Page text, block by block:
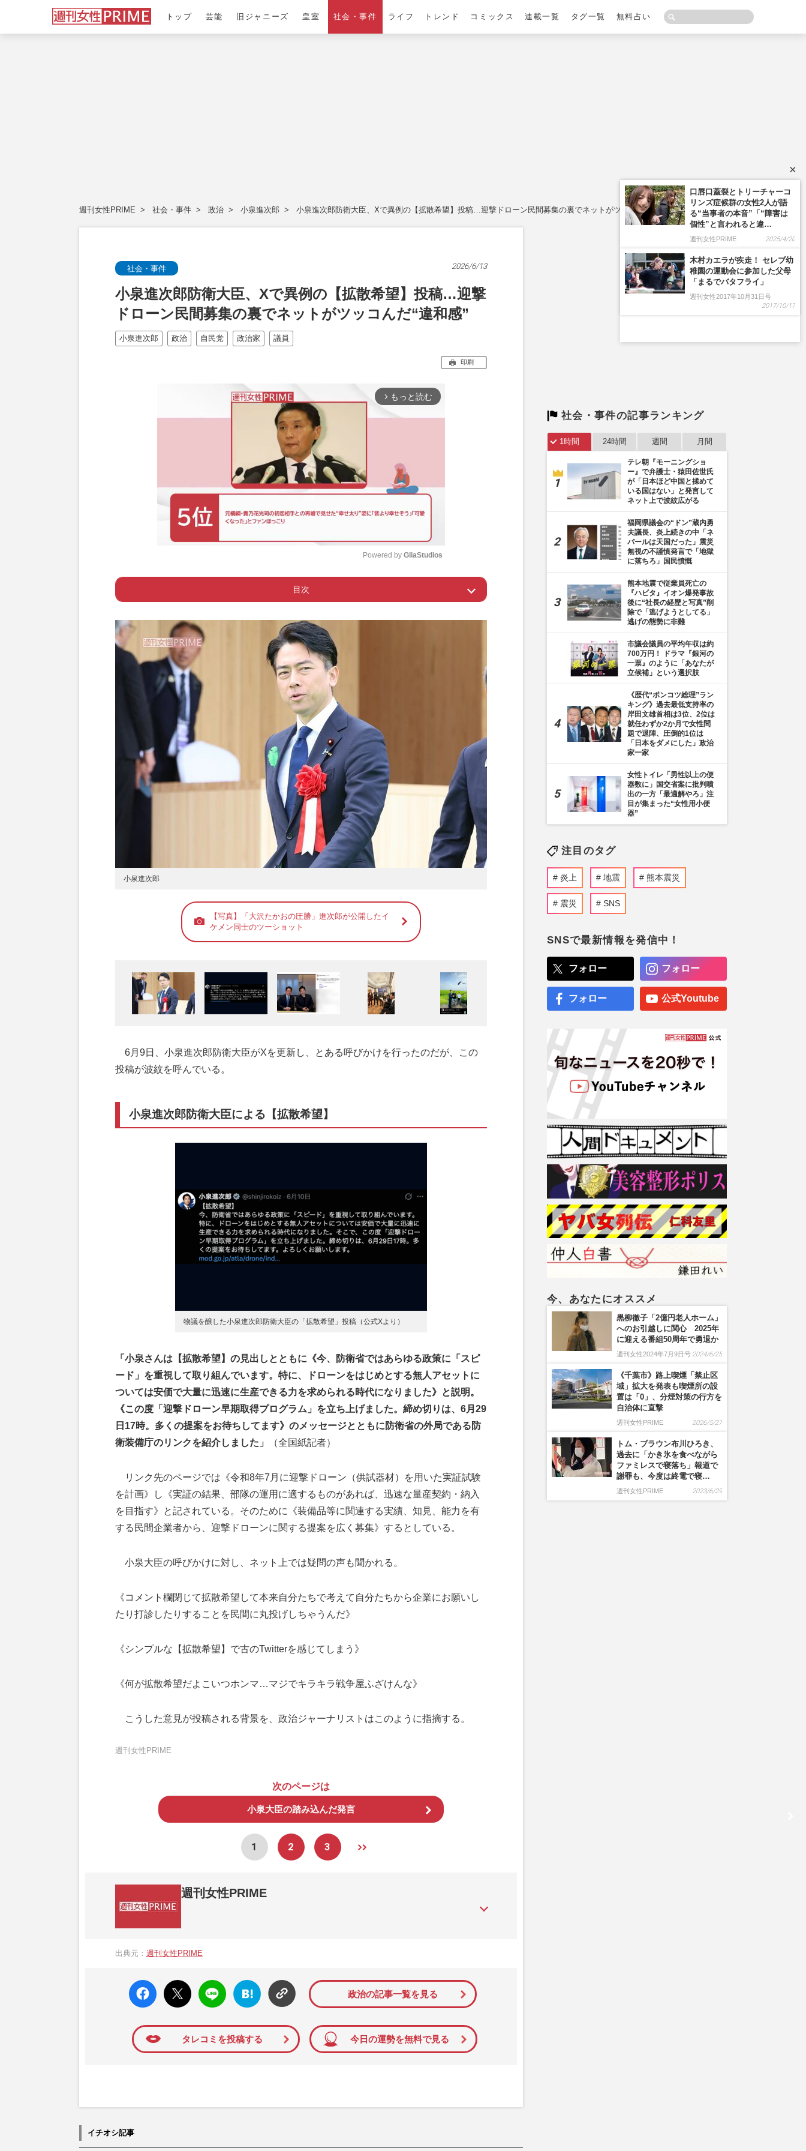
トップ 芸能 旧ジャニーズ 皇室 社会・事件 ライフ トレンド コミックス 連載一覧 タグ一覧 無料占い
週刊女性PRIME 社会・事件 政治 小泉進次郎 小泉進次郎防衛大臣、Xで異例の【拡散希望】投稿…迎撃ドローン民間募集の裏でネットがツッコんだ“違和感”
社会・事件 2026/6/13
小泉進次郎防衛大臣、Xで異例の【拡散希望】投稿…迎撃
ドローン民間募集の裏でネットがツッコんだ“違和感”
小泉進次郎 政治 自民党 政治家 議員
印刷
arrow_forward_ios もっと読む
t
Powered by GliaStudios
目次
Page 1 ー 小泉進次郎防衛大臣による【拡散希望】
Page 2 ー 小泉大臣の踏み込んだ発言
小泉進次郎
【写真】「大沢たかおの圧勝」進次郎が公開したイ
ケメン同士のツーショット
6月9日、小泉進次郎防衛大臣がXを更新し、とある呼びかけを行ったのだが、この
投稿が波紋を呼んでいる。
小泉進次郎防衛大臣による【拡散希望】
物議を醸した小泉進次郎防衛大臣の「拡散希望」投稿（公式Xより）
「小泉さんは【拡散希望】の見出しとともに《今、防衛省ではあらゆる政策に「スピ
ード」を重視して取り組んでいます。特に、ドローンをはじめとする無人アセットに
ついては安価で大量に迅速に生産できる力を求められる時代になりました》と説明。
《この度「迎撃ドローン早期取得プログラム」を立ち上げました。締め切りは、6月29
日17時。多くの提案をお待ちしてます》のメッセージとともに防衛省の外局である防
衛装備庁のリンクを紹介しました」
（全国紙記者）
リンク先のページでは《令和8年7月に迎撃ドローン（供試器材）を用いた実証試験
を計画》し《実証の結果、部隊の運用に適するものがあれば、迅速な量産契約・納入
を目指す》と記されている。そのために《装備品等に関連する実績、知見、能力を有
する民間企業者から、迎撃ドローンに関する提案を広く募集》するとしている。
小泉大臣の呼びかけに対し、ネット上では疑問の声も聞かれる。
《コメント欄閉じて拡散希望して本来自分たちで考えて自分たちから企業にお願いし
たり打診したりすることを民間に丸投げしちゃうんだ》
《シンプルな【拡散希望】で古のTwitterを感じてしまう》
《何が拡散希望だよこいつホンマ…マジでキラキラ戦争屋ふざけんな》
こうした意見が投稿される背景を、政治ジャーナリストはこのように指摘する。
週刊女性PRIME
次のページは
小泉大臣の踏み込んだ発言
1 2 3
週刊女性PRIME
か、女性週刊誌『週刊女性』の誌面に掲載された記事から、インターネット利用者層にとって特に関心の
出典元： 週刊女性PRIME
faceboo
k いい
ね
X ポス
ト
LINE
はてな
ブック
マーク
政治の記事一覧を見る
タレコミを投稿する 今日の運勢を無料で見る
イチオシ記事
社会・事件の記事ランキング
1時間 24時間 週間 月間
テレ朝『モーニングショ
ー』で弁護士・猿田佐世氏
が「日本ほど中国と揉めて
いる国はない」と発言して
ネット上で波紋広がる
福岡県議会の“ドン”蔵内勇
夫議長、炎上続きの中「ネ
パールは天国だった」震災
無視の不謹慎発言で「地獄
に落ちろ」国民憤慨
熊本地震で従業員死亡の
『ハビタ』イオン爆発事故
後に“社長の経歴と写真”削
除で「逃げようとしてる」
逃げの態勢に非難
市議会議員の平均年収は約
700万円！ ドラマ『銀河の
一票』のように「あなたが
立候補」という選択肢
《歴代“ポンコツ総理”ラン
キング》過去最低支持率の
岸田文雄首相は3位、2位は
就任わずか2か月で女性問
題で退陣、圧倒的1位は
「日本をダメにした」政治
家一家
女性トイレ「男性以上の便
器数に」国交省案に批判噴
出の一方「最適解やろ」注
目が集まった“女性用小便
器”
注目のタグ
炎上 地震 熊本震災
震災 SNS
SNSで最新情報を発信中！
フォロー フォロー
フォロー 公式Youtube
今、あなたにオススメ
黒柳徹子「2億円老人ホーム」
へのお引越しに関心 2025年
に迎える番組50周年で勇退か
週刊女性2024年7月9日号 2024/6/25
《千葉市》路上喫煙「禁止区
域」拡大を発表も喫煙所の設
置は「0」、分煙対策の行方を
自治体に直撃
週刊女性PRIME 2026/5/27
トム・ブラウン布川ひろき、
過去に「かき氷を食べながら
ファミレスで寝落ち」報道で
謝罪も、今度は終電で寝…
週刊女性PRIME 2023/6/29
×